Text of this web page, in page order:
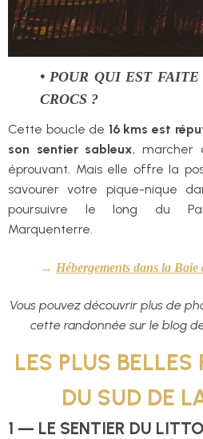
• POUR QUI EST
CROCS ?
Cette boucle de 16 kms est
son sentier sableux, marcher
éprouvant. Mais elle offre la
savourer votre pique-nique
poursuivre le long du
Marquenterre.
→ Hébergements dans la Baie
Vous pouvez découvrir plus de
cette randonnée sur le blog
LES PLUS
DU SUD DE
1 — LE SENTIER DU